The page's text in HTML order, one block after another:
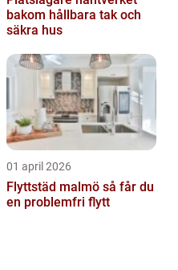
bakom hållbara tak och
säkra hus
01 april 2026
Flyttstäd malmö så får du
en problemfri flytt